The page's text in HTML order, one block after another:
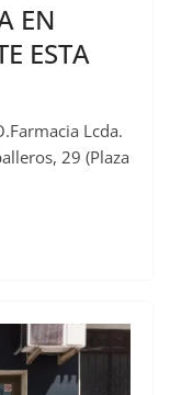
EN
ESTA
Lcda.
29 (Plaza